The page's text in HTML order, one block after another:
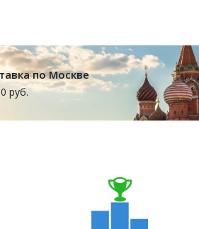
по Москве
руб.